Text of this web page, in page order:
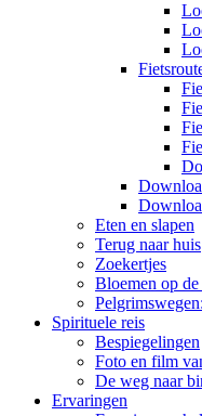
Eten en slapen
Terug naar huis
Zoekertjes
Bloemen op
Spirituele reis
Bespiegelingen
Foto en film
De weg naar
Ervaringen